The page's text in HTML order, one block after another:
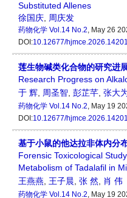
Substituted Allenes
徐国庆
周庆发
药物化学 Vol.14 No.2, May 26
DOI:10.12677/
莲生物碱类化合物的研究进
Research Progress on
于 辉
周圣智 彭芷芊 张大
药物化学 Vol.14 No.2, May 19
DOI:10.12677/
基于小鼠的他达拉非体内分
Forensic Toxicological
Metabolism of Tadalafil in
王燕燕
王子晨 张 然 肖 伟
药物化学 Vol.14 No.2, May 19